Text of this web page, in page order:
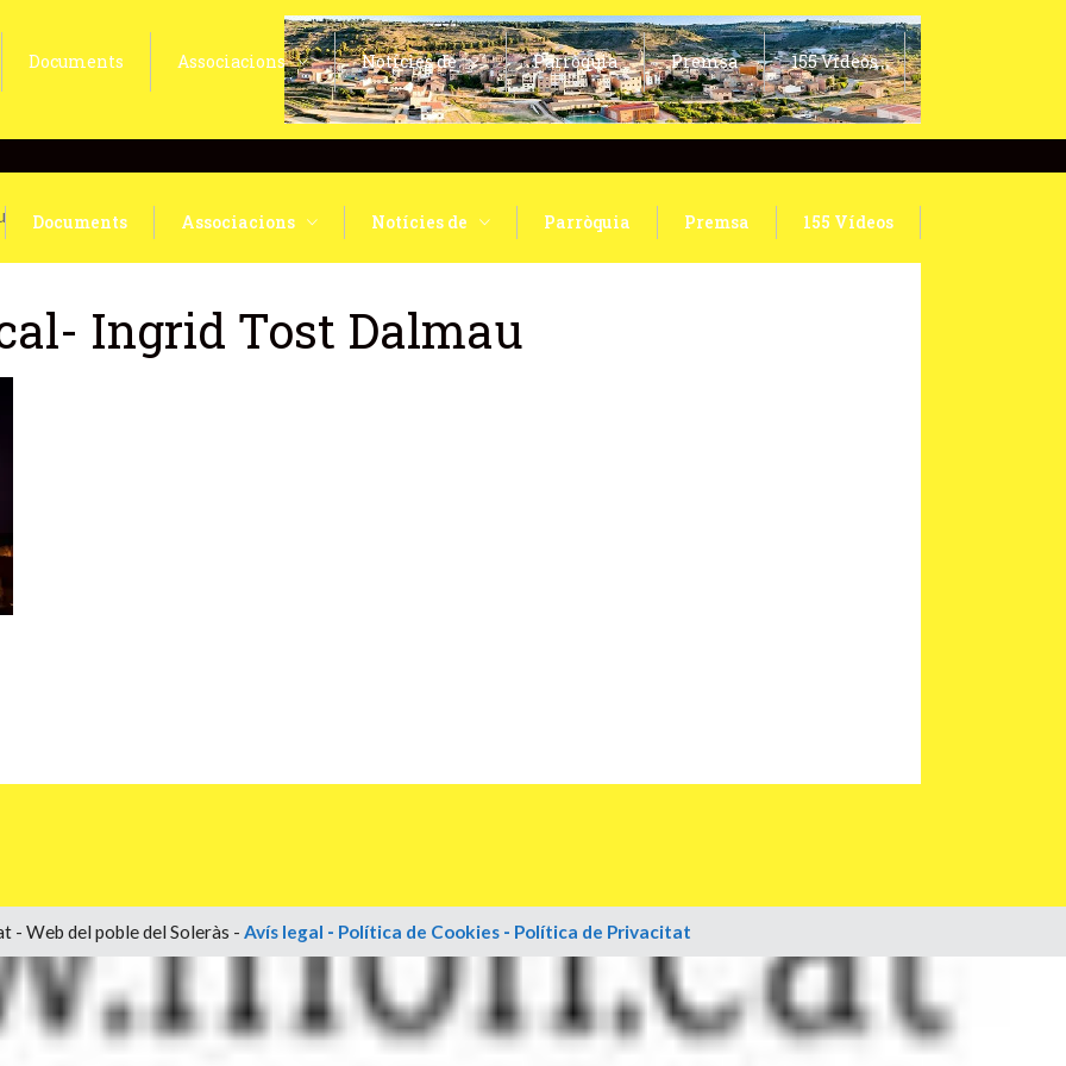
Documents Associacions Notícies de Parròquia Premsa 155 Vídeos
Documents Associacions Notícies de Parròquia Premsa 155 Vídeos
Ingrid Tost Dalmau
- Web del poble del Soleràs - Avís legal - Política de Cookies- Política de Privacitat